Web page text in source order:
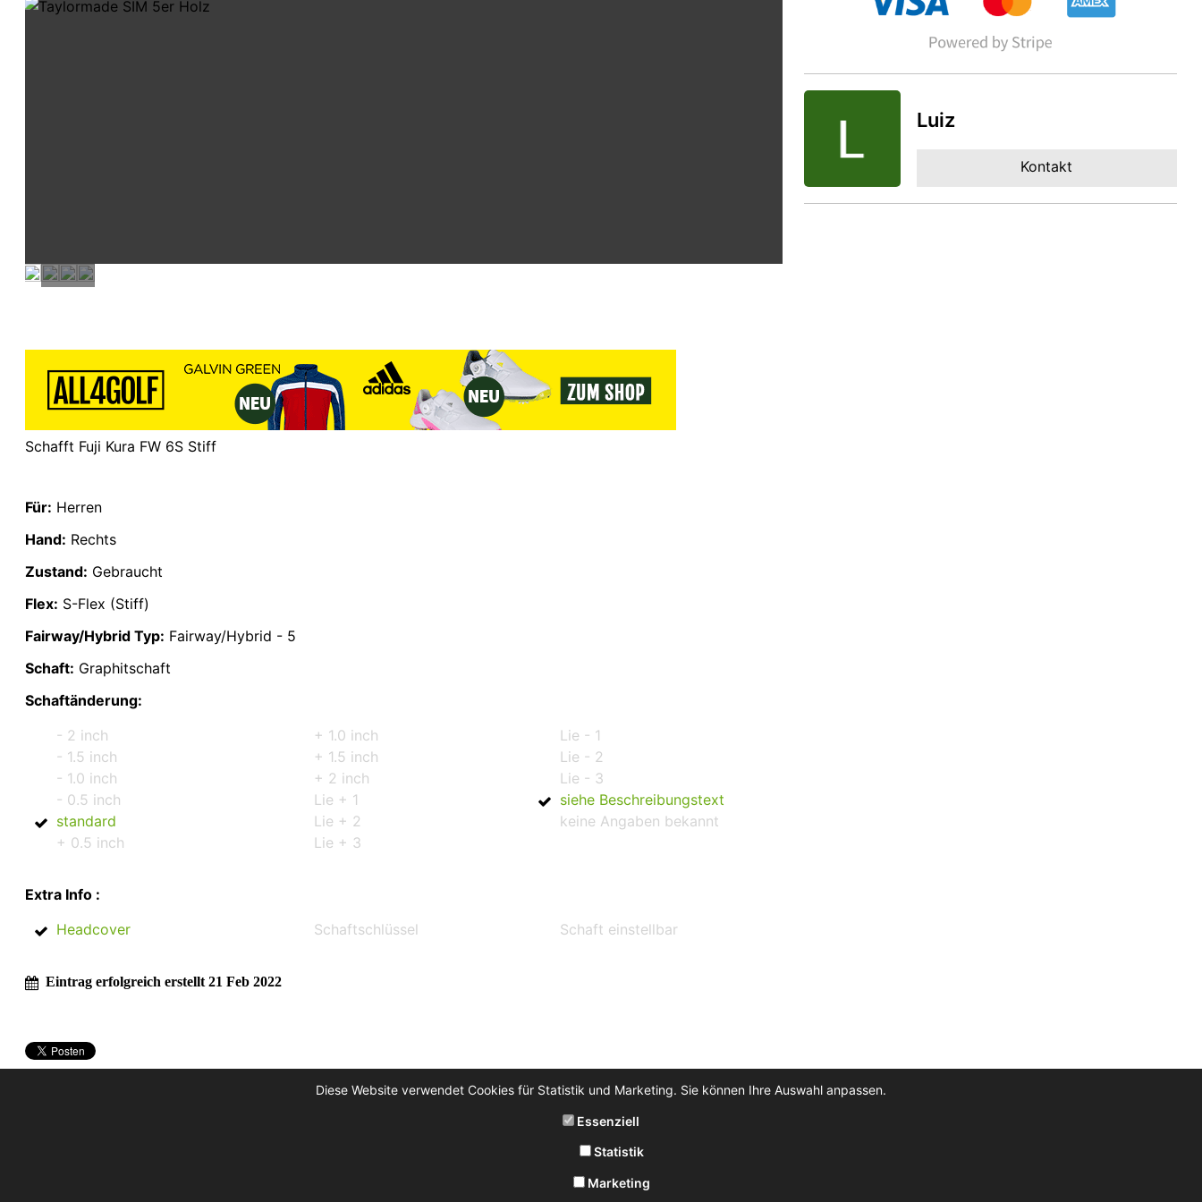
Schafft Fuji Kura FW 6S Stiff
Für: Herren
Hand: Rechts
Zustand: Gebraucht
Flex: S-Flex (Stiff)
Fairway/Hybrid Typ: Fairway/Hybrid - 5
Schaft: Graphitschaft
Schaftänderung:
- 2 inch
- 1.5 inch
- 1.0 inch
- 0.5 inch
standard
+ 0.5 inch
+ 1.0 inch
+ 1.5 inch
+ 2 inch
Lie + 1
Lie + 2
Lie + 3
Lie - 1
Lie - 2
Lie - 3
siehe Beschreibungstext
keine Angaben bekannt
Extra Info :
Headcover
Schaftschlüssel Schaft einstellbar
Eintrag erfolgreich erstellt 21 Feb 2022
Luiz
Kontakt
Diese Website verwendet Cookies für Statistik und Marketing. Sie können Ihre Auswahl anpassen.
Essenziell
Statistik
Marketing